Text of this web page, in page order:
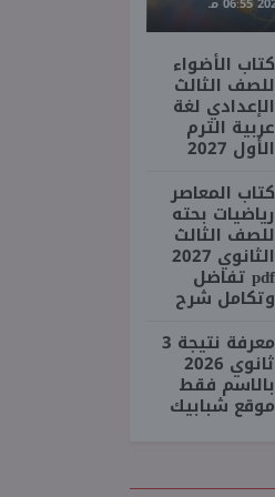
كتاب الأضواء
للصف الثالث
الإعدادي لغة
عربية الترم
الأول 2027
كتاب المعاصر
رياضيات بحته
للصف الثالث
الثانوي 2027
pdf تفاضل
وتكامل شرح
معرفة نتيجة 3
ثانوي 2026
بالاسم فقط
موقع شبابيك